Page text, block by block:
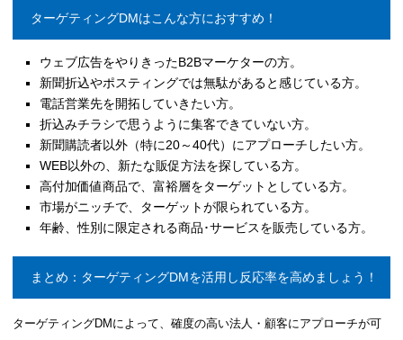
ターゲティングDMはこんな方におすすめ！
ウェブ広告をやりきったB2Bマーケターの方。
新聞折込やポスティングでは無駄があると感じている方。
電話営業先を開拓していきたい方。
折込みチラシで思うように集客できていない方。
新聞購読者以外（特に20～40代）にアプローチしたい方。
WEB以外の、新たな販促方法を探している方。
高付加価値商品で、富裕層をターゲットとしている方。
市場がニッチで、ターゲットが限られている方。
年齢、性別に限定される商品･サービスを販売している方。
まとめ：ターゲティングDMを活用し反応率を高めましょう！
ターゲティングDMによって、確度の高い法人・顧客にアプローチが可